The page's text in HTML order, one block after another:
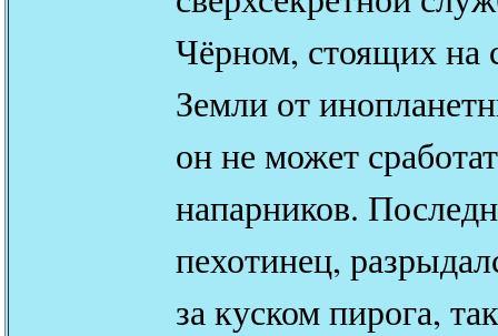
Чёрном, стоящих на
Земли от
он не может
напарников.
пехотинец,
за куском пирога,